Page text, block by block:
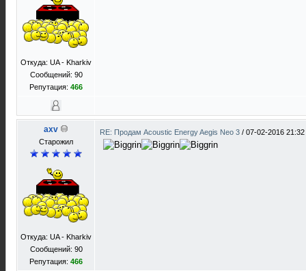
Откуда: UA - Kharkiv
Сообщений: 90
Репутация: 466
axv
Старожил
Откуда: UA - Kharkiv
Сообщений: 90
Репутация: 466
RE: Продам Acoustic Energy Aegis Neo 3 / 07-02-2016 21:32